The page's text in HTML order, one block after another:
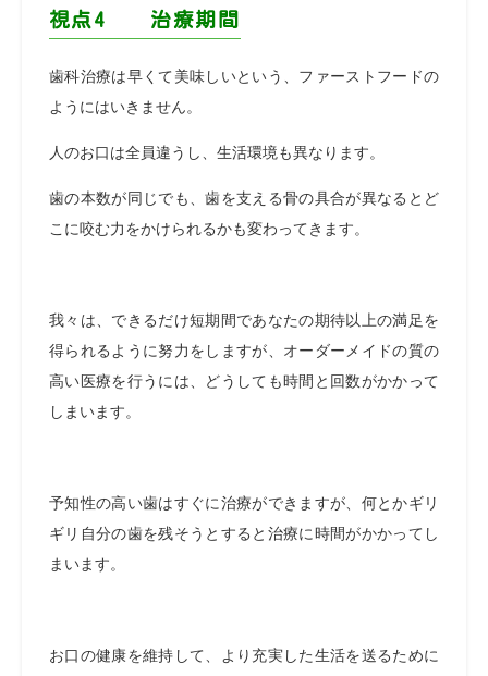
視点4 治療期間
歯科治療は早くて美味しいという、ファーストフードの
ようにはいきません。
人のお口は全員違うし、生活環境も異なります。
歯の本数が同じでも、歯を支える骨の具合が異なるとど
こに咬む力をかけられるかも変わってきます。
我々は、できるだけ短期間であなたの期待以上の満足を
得られるように努力をしますが、オーダーメイドの質の
高い医療を行うには、どうしても時間と回数がかかって
しまいます。
予知性の高い歯はすぐに治療ができますが、何とかギリ
ギリ自分の歯を残そうとすると治療に時間がかかってし
まいます。
お口の健康を維持して、より充実した生活を送るために